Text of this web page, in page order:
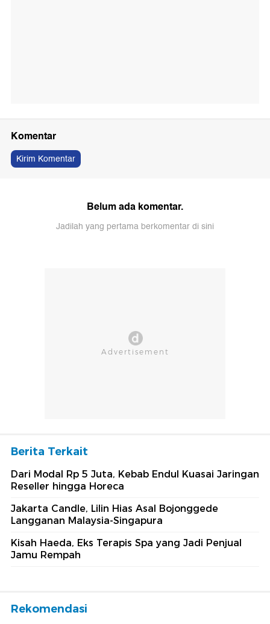
Komentar
Kirim Komentar
Belum ada komentar.
Jadilah yang pertama berkomentar di sini
Berita Terkait
Dari Modal Rp 5 Juta, Kebab Endul Kuasai Jaringan
Reseller hingga Horeca
Jakarta Candle, Lilin Hias Asal Bojonggede
Langganan Malaysia-Singapura
Kisah Haeda, Eks Terapis Spa yang Jadi Penjual
Jamu Rempah
Rekomendasi